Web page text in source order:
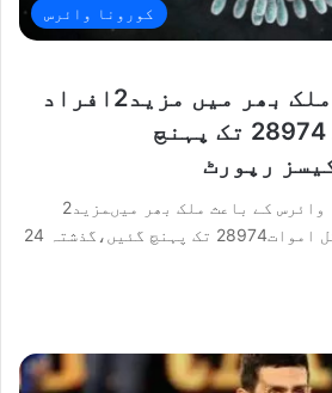
کورونا وائرس
کورونا وائرس ،ملک بھر میں مزید2افراد
جاں بحق، اموات 28974 تک پہنچ
مہلک عالمی وبا کورونا وائرس کے باعث ملک بھر میںمزید2
افراد جاں بحق ہوگئے،کل اموات28974 تک پہنچ گئیں،گذشتہ 24